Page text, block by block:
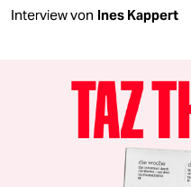
Interview von Ines Kappert